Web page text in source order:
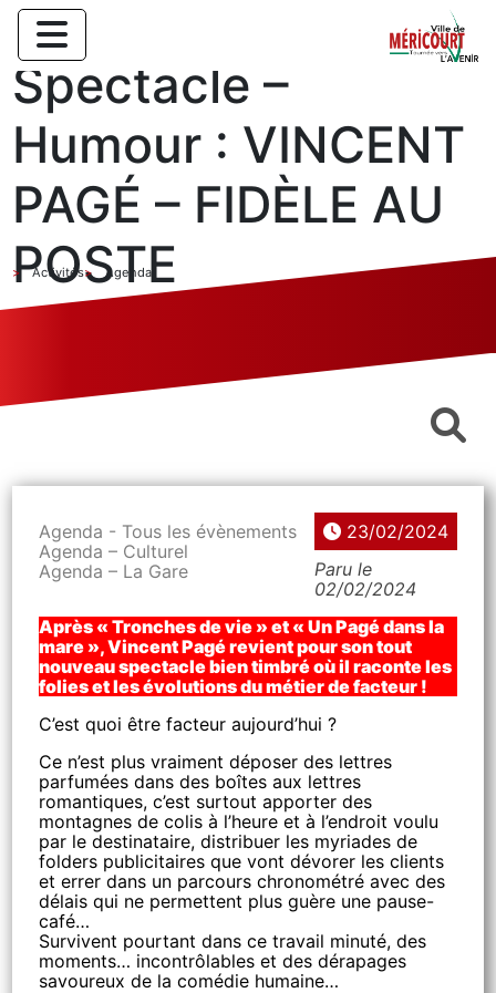
Spectacle –
Humour : VINCENT
PAGÉ – FIDÈLE AU
POSTE
Activités Agenda
Agenda - Tous les évènements
Agenda – Culturel
Agenda – La Gare
23/02/2024
Paru le
02/02/2024
Après « Tronches de vie » et « Un Pagé dans la
mare », Vincent Pagé revient pour son tout
nouveau spectacle bien timbré où il raconte les
folies et les évolutions du métier de facteur !
C’est quoi être facteur aujourd’hui ?
Ce n’est plus vraiment déposer des lettres
parfumées dans des boîtes aux lettres
romantiques, c’est surtout apporter des
montagnes de colis à l’heure et à l’endroit voulu
par le destinataire, distribuer les myriades de
folders publicitaires que vont dévorer les clients
et errer dans un parcours chronométré avec des
délais qui ne permettent plus guère une pause-
café…
Survivent pourtant dans ce travail minuté, des
moments… incontrôlables et des dérapages
savoureux de la comédie humaine…